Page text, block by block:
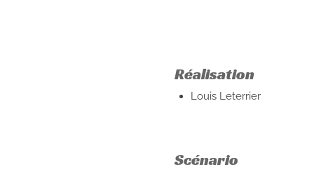
Réalisation
Louis Leterrier
Scénario